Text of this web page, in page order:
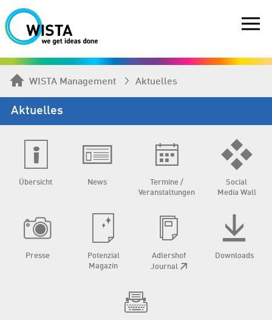
WISTA Management Aktuelles
Aktuelles
Übersicht News
Termine /
Veranstaltungen
Social
Media Wall
Presse
Potenzial
Magazin
Adlershof
Journal
Downloads